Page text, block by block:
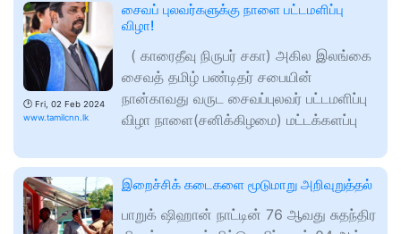
🕑 Fri, 02 Feb 2024
www.tamilcnn.lk
சைவப் புலவர்களுக்கு நாளை பட்டமளிப்பு
விழா!
( காரைதீவு நிருபர் சகா) அகில இலங்கை
சைவத் தமிழ் பண்டிதர் சபையின்
நான்காவது வருட சைவப்புலவர் பட்டமளிப்பு
விழா நாளை(சனிக்கிழமை) மட்டக்களப்பு
இறைச்சிக் கடைகளை மூடுமாறு அறிவுறுத்தல்
பாறுக் ஷிஹான் நாட்டின் 76 ஆவது சுதந்திர